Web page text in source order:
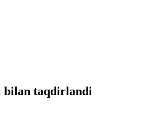
bilan taqdirlandi